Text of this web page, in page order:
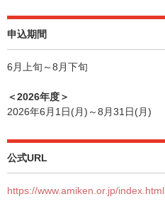
申込期間
6月上旬～8月下旬
＜2026年度＞
2026年6月1日(月)～8月31日(月)
公式URL
https://www.amiken.or.jp/index.html